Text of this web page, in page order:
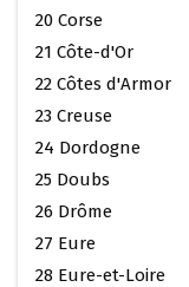
20 Corse
21 Côte-d'Or
22 Côtes d'Armor
23 Creuse
24 Dordogne
25 Doubs
26 Drôme
27 Eure
28 Eure-et-Loire